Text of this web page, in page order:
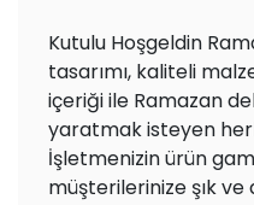
Kutulu Hoşgeldin
tasarımı, kaliteli
içeriği ile Ramazan
yaratmak isteyen
İşletmenizin ürün
müşterilerinize şık